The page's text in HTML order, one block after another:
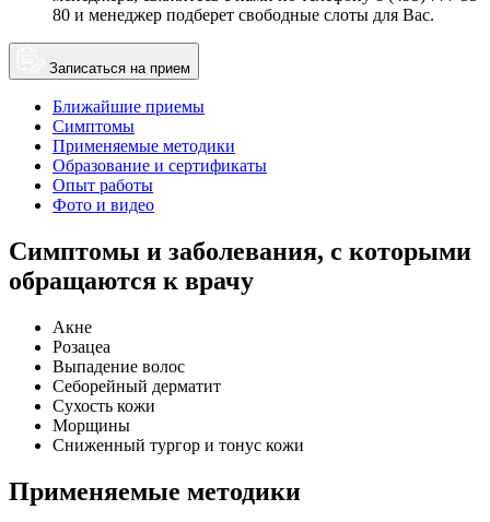
80 и менеджер подберет свободные слоты для Вас.
Записаться на прием
Ближайшие приемы
Симптомы
Применяемые методики
Образование и сертификаты
Опыт работы
Фото и видео
Симптомы и заболевания, с которыми
обращаются к врачу
Акне
Розацеа
Выпадение волос
Себорейный дерматит
Сухость кожи
Морщины
Сниженный тургор и тонус кожи
Применяемые методики